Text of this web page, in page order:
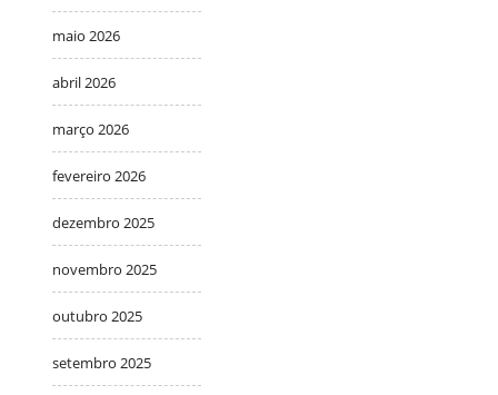
maio 2026
abril 2026
março 2026
fevereiro 2026
dezembro 2025
novembro 2025
outubro 2025
setembro 2025